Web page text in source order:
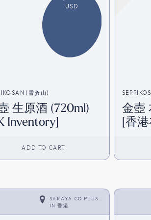
USD
(雪彥山)
生原酒 (720ml)
Inventory]
ADD TO CART
金壺
[香
SAKAYA.CO PLUS
<SAKE>
IN香港